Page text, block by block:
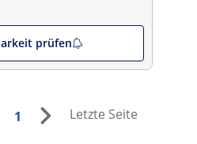
prüfen
1 Letzte Seite